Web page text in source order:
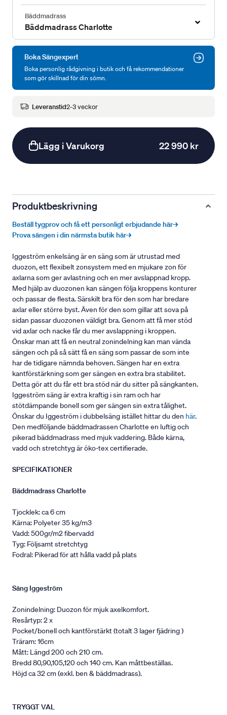
Bäddmadrass
Bäddmadrass Charlotte
Boka Sängexpert
Boka personlig rådgivning i butik och få rekommendationer
som gör skillnad för din sömn.
Leveranstid2-3 veckor
Lägg i Varukorg 22 990 kr
Produktbeskrivning
Beställ tygprov och få ett personligt erbjudande här→
Prova sängen i din närmsta butik här→
Iggeström enkelsäng är en säng som är utrustad med
duozon, ett flexibelt zonsystem med en mjukare zon för
axlarna som ger avlastning och en mer avslappnad kropp.
Med hjälp av duozonen kan sängen följa kroppens konturer
och passar de flesta. Särskilt bra för den som har bredare
axlar eller större byst. Även för den som gillar att sova på
sidan passar duozonen väldigt bra. Genom att få mer stöd
vid axlar och nacke får du mer avslappning i kroppen.
Önskar man att få en neutral zonindelning kan man vända
sängen och på så sätt få en säng som passar de som inte
har de tidigare nämnda behoven. Sängen har en extra
kantförstärkning som ger sängen en extra bra stabilitet.
Detta gör att du får ett bra stöd när du sitter på sängkanten.
Iggeström säng är extra kraftig i sin ram och har
stötdämpande bonell som ger sängen sin extra tålighet.
Önskar du Iggeström i dubbelsäng istället hittar du den här.
Den medföljande bäddmadrassen Charlotte en luftig och
pikerad bäddmadrass med mjuk vaddering. Både kärna,
vadd och stretchtyg är öko-tex certifierade.
SPECIFIKATIONER
Bäddmadrass Charlotte
Tjocklek: ca 6 cm
Kärna: Polyeter 35 kg/m3
Vadd: 500gr/m2 fibervadd
Tyg: Följsamt stretchtyg
Fodral: Pikerad för att hålla vadd på plats
Säng Iggeström
Zonindelning: Duozon för mjuk axelkomfort.
Resårtyp: 2 x
Pocket/bonell och kantförstärkt (totalt 3 lager fjädring )
Träram: 16cm
Mått: Längd 200 och 210 cm.
Bredd 80,90,105,120 och 140 cm. Kan måttbeställas.
Höjd ca 32 cm (exkl. ben & bäddmadrass).
TRYGGT VAL